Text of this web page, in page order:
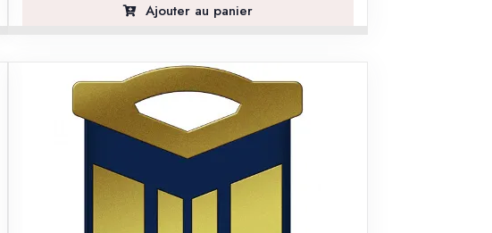
Ajouter au panier